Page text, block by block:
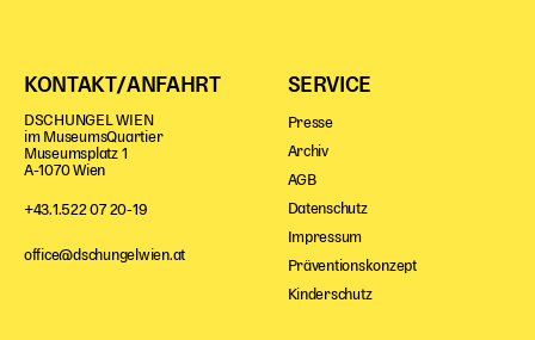
KONTAKT/ANFAHRT
DSCHUNGEL WIEN
im MuseumsQuartier
Museumsplatz 1
A-1070 Wien
+43.1.522 07 20-19
office@dschungelwien.at
SERVICE
Presse
Archiv
AGB
Datenschutz
Impressum
Präventionskonzept
Kinderschutz